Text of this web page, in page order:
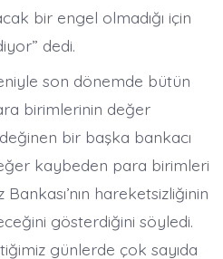
bir engel olmadığı için
dedi.
son dönemde bütün
birimlerinin değer
bir başka bankacı
kaybeden para birimleri
hareketsizliğinin
gösterdiğini söyledi.
günlerde çok sayıda